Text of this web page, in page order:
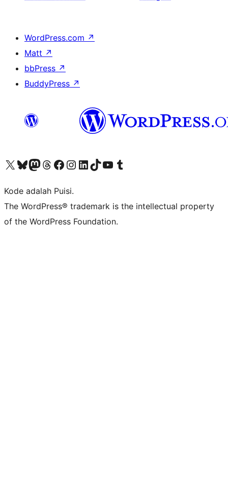
WordPress.com ↗
Matt ↗
bbPress ↗
BuddyPress ↗
Kunjungi akun X (sebelumnya Twitter) kamiVisit our Bluesky account
Kunjungi akun Mastodon kami
Visit our Threads account
Kunjungi halaman Facebook kamiKunjungi akun Instagram kamiKunjungi akun LinkedIn kami
Visit our TikTok account
Kunjungi channel YouTube kamiVisit our Tumblr account
Kode adalah Puisi.
The WordPress® trademark is the intellectual property
of the WordPress Foundation.